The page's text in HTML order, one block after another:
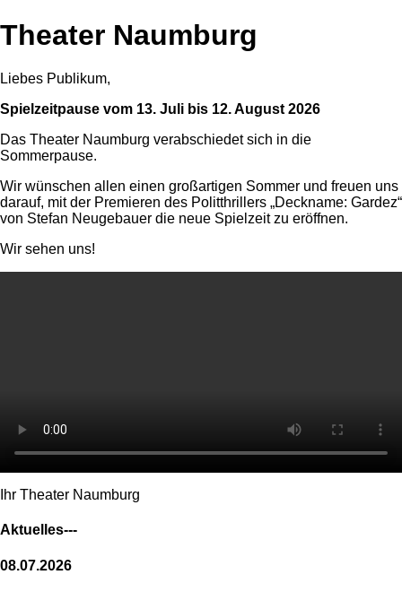
Theater Naumburg
Liebes Publikum,
Spielzeitpause vom 13. Juli bis 12. August 2026
Das Theater Naumburg verabschiedet sich in die
Sommerpause.
Wir wünschen allen einen großartigen Sommer und freuen uns
darauf, mit der Premieren des Politthrillers „Deckname: Gardez“
von Stefan Neugebauer die neue Spielzeit zu eröffnen.
Wir sehen uns!
Ihr Theater Naumburg
Aktuelles---
08.07.2026